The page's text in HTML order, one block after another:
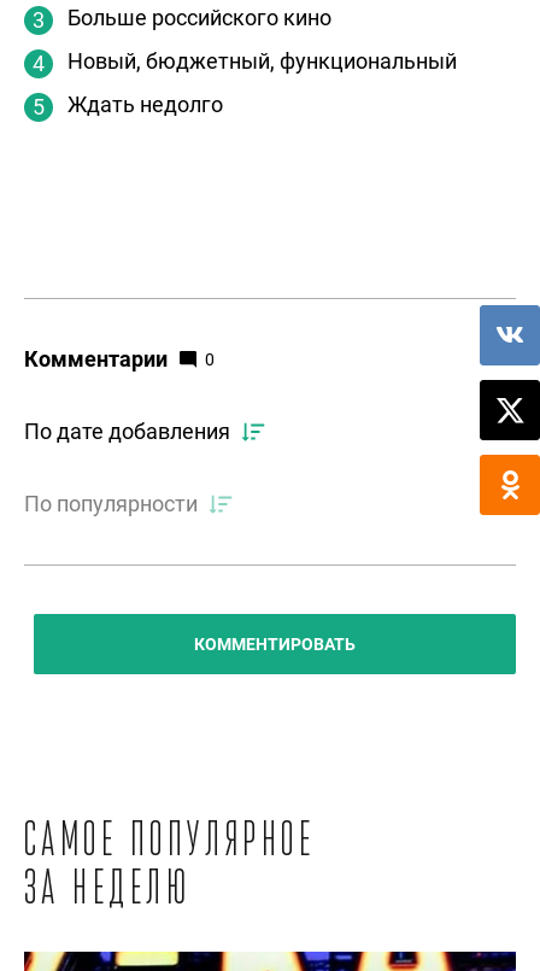
Больше российского кино
Новый, бюджетный, функциональный
Ждать недолго
Комментарии 0
По дате добавления
По популярности
КОММЕНТИРОВАТЬ
Самое популярное
за неделю